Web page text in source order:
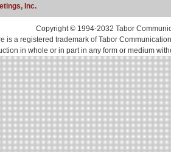
Inc.
Copyright © 1994-2032 Tabor
is a registered trademark of Tabor
in whole or in part in any form or medium